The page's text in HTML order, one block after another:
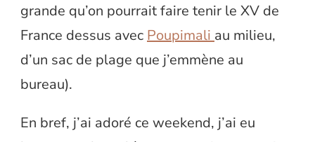
grande qu’on pourrait faire tenir le XV de
France dessus avec Poupimali au milieu,
d’un sac de plage que j’emmène au
bureau).
En bref, j’ai adoré ce weekend, j’ai eu